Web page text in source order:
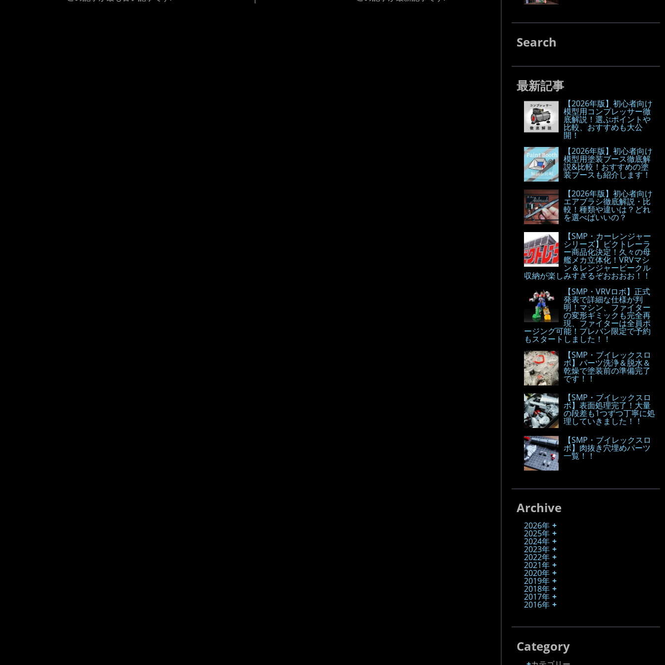
Search
最新記事
【2026年版】初心者向け
模型用コンプレッサー徹
底解説！選ぶポイントや
比較、おすすめも大公
開！
【2026年版】初心者向け
模型用塗装ブース徹底解
説&比較！おすすめの塗
装ブースも紹介します！
【2026年版】初心者向け
エアブラシ徹底解説・比
較！種類や違いは？どれ
を選べばいいの？
【SMP・カーレンジャー
シリーズ】ビクトレーラ
ー商品化決定！久々の母
艦メカ立体化！VRVマシ
ン＆レンジャービークル
収納が楽しみすぎるぞおおおお！！
【SMP・VRVロボ】正式
発表で詳細な仕様が判
明！マシン、ファイター
の変形ギミックも完全再
現、ファイターは全員ポ
ージング可能！プレバン限定で予約
もスタートしました！！
【SMP・ブイレックスロ
ボ】パーツ洗浄＆脱水＆
乾燥で塗装前の準備完了
です！！
【SMP・ブイレックスロ
ボ】表面処理完了！大量
の段差も1つずつ丁寧に処
理していきました！！
【SMP・ブイレックスロ
ボ】肉抜き穴埋めパーツ
一覧！！
Archive
2026年
2025年
2024年
2023年
2022年
2021年
2020年
2019年
2018年
2017年
2016年
Category